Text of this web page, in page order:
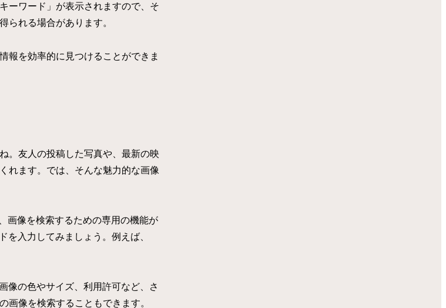
ーワード」が表示されますので、そ
られる場合があります。
報を効率的に見つけることができま
。友人の投稿した写真や、最新の映
れます。では、そんな魅力的な画像
画像を検索するための専用の機能が
を入力してみましょう。例えば、
像の色やサイズ、利用許可など、さ
画像を検索することもできます。